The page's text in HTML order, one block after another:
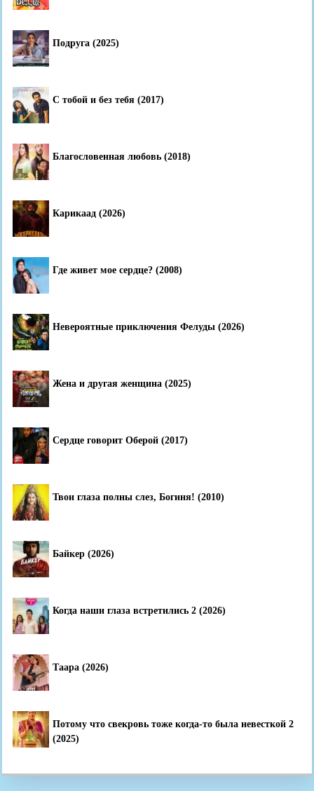
Подруга (2025)
С тобой и без тебя (2017)
Благословенная любовь (2018)
Карикаад (2026)
Где живет мое сердце? (2008)
Невероятные приключения Фелуды (2026)
Жена и другая женщина (2025)
Сердце говорит Оберой (2017)
Твои глаза полны слез, Богиня! (2010)
Байкер (2026)
Когда наши глаза встретились 2 (2026)
Таара (2026)
Потому что свекровь тоже когда-то была невесткой 2
(2025)